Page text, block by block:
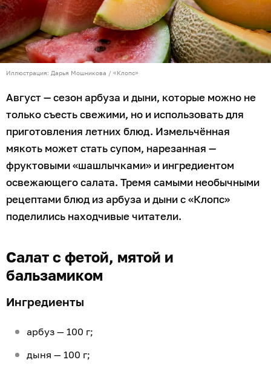
Иллюстрация: Дарья Мошникова / «Клопс»
Август — сезон арбуза и дыни, которые можно не
только съесть свежими, но и использовать для
приготовления летних блюд. Измельчённая
мякоть может стать супом, нарезанная —
фруктовыми «шашлычками» и ингредиентом
освежающего салата. Тремя самыми необычными
рецептами блюд из арбуза и дыни с «Клопс»
поделились находчивые читатели.
Салат с фетой, мятой и
бальзамиком
Ингредиенты
арбуз — 100 г;
дыня — 100 г;